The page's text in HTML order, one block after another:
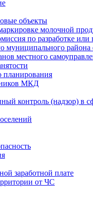
объекты
молочной
по разработке
муниципального района
местного
планирования
МКД
контроль (надзор) в
заработной плате
от ЧС